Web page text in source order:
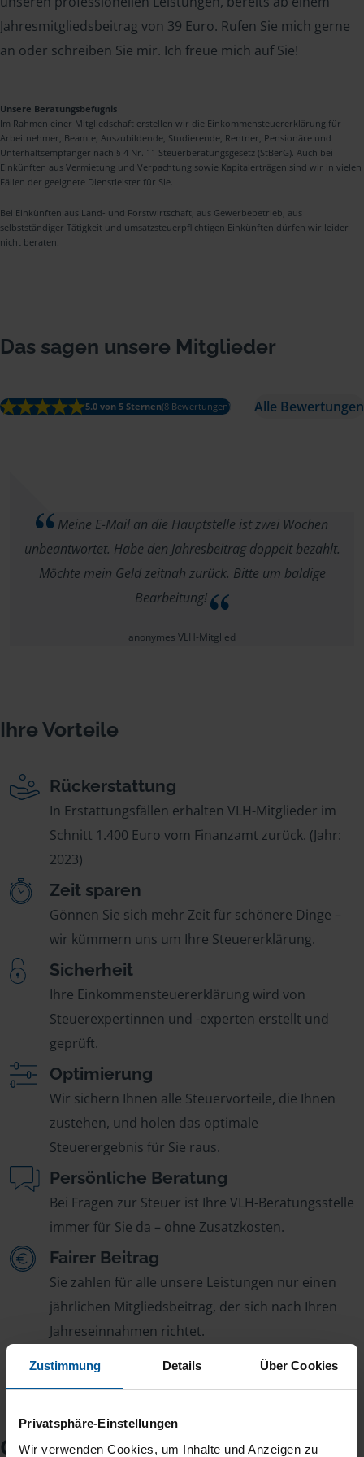
Zustimmung Details Über Cookies
Privatsphäre-Einstellungen
Wir verwenden Cookies, um Inhalte und Anzeigen zu
Jahresmitgliedsbeitrag von 39 Euro. Rufen Sie mich gerne
an oder schreiben Sie mir. Ich freue mich auf Sie!
Unsere Beratungsbefugnis
Im Rahmen einer Mitgliedschaft erstellen wir die Einkommensteuererklärung für
Arbeitnehmer, Beamte, Auszubildende, Studierende, Rentner, Pensionäre und
Unterhaltsempfänger nach § 4 Nr. 11 Steuerberatungsgesetz (StBerG). Auch bei
Einkünften aus Vermietung und Verpachtung sowie Kapitalerträgen sind wir in vielen
Fällen der geeignete Dienstleister für Sie.
Bei Einkünften aus Land- und Forstwirtschaft, aus Gewerbebetrieb, aus
selbstständiger Tätigkeit und umsatzsteuerpflichtigen Einkünften dürfen wir leider
nicht beraten.
Das sagen unsere Mitglieder
5.0 von 5 Sternen(8 Bewertungen) Alle Bewertungen
Meine E-Mail an die Hauptstelle ist zwei Wochen
unbeantwortet. Habe den Jahresbeitrag doppelt bezahlt.
Möchte mein Geld zeitnah zurück. Bitte um baldige
Bearbeitung!
anonymes VLH-Mitglied
Ihre Vorteile
Rückerstattung
In Erstattungsfällen erhalten VLH-Mitglieder im
Schnitt 1.400 Euro vom Finanzamt zurück. (Jahr:
2023)
Zeit sparen
Gönnen Sie sich mehr Zeit für schönere Dinge –
wir kümmern uns um Ihre Steuererklärung.
Sicherheit
Ihre Einkommensteuererklärung wird von
Steuerexpertinnen und -experten erstellt und
geprüft.
Optimierung
Wir sichern Ihnen alle Steuervorteile, die Ihnen
zustehen, und holen das optimale
Steuerergebnis für Sie raus.
Persönliche Beratung
Bei Fragen zur Steuer ist Ihre VLH-Beratungsstelle
immer für Sie da – ohne Zusatzkosten.
Fairer Beitrag
Sie zahlen für alle unsere Leistungen nur einen
jährlichen Mitgliedsbeitrag, der sich nach Ihren
Jahreseinnahmen richtet.
Checkliste für Ihr